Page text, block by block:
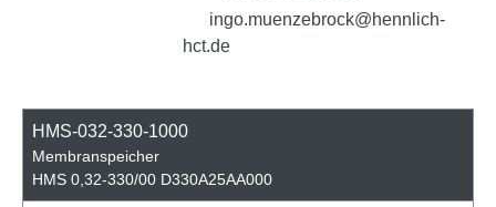
ingo.muenzebrock@hennlich-
hct.de
HMS-032-330-1000
Membranspeicher
HMS 0,32-330/00 D330A25AA000